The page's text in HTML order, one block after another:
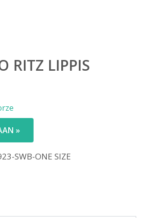
RITZ LIPPIS
»
SWB-ONE SIZE